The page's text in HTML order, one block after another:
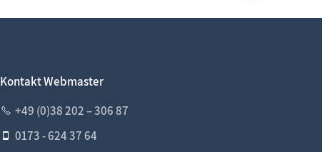
Kontakt Webmaster
+49 (0)38 202 – 306 87
0173 - 624 37 64